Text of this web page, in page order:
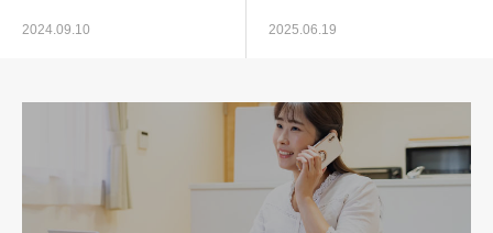
2024.09.10 2025.06.19